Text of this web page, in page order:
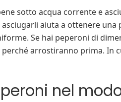
sotto acqua corrente e
aiuta a ottenere una
Se hai peperoni di
perché arrostiranno prima. In
nel